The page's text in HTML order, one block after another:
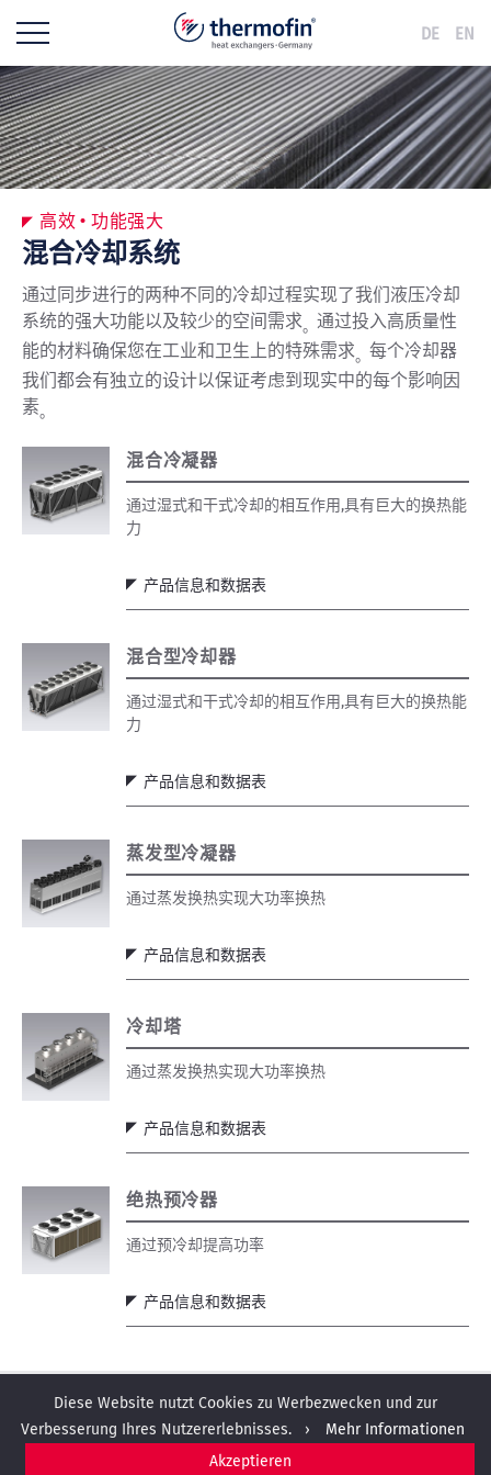
Diese Website nutzt Cookies zu Werbezwecken und zur
Verbesserung Ihres Nutzererlebnisses. ›
Mehr Informationen
Akzeptieren
DE EN
高效 • 功能强大
混合冷却系统
通过同步进行的两种不同的冷却过程实现了我们液压冷却
系统的强大功能以及较少的空间需求。 通过投入高质量性
能的材料确保您在工业和卫生上的特殊需求。 每个冷却器
我们都会有独立的设计以保证考虑到现实中的每个影响因
素。
混合冷凝器
通过湿式和干式冷却的相互作用,具有巨大的换热能
力
产品信息和数据表
混合型冷却器
通过湿式和干式冷却的相互作用,具有巨大的换热能
力
产品信息和数据表
蒸发型冷凝器
通过蒸发换热实现大功率换热
产品信息和数据表
冷却塔
通过蒸发换热实现大功率换热
产品信息和数据表
绝热预冷器
通过预冷却提高功率
产品信息和数据表
地点 联系